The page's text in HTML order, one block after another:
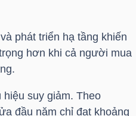
phát triển hạ tầng khiến
hơn khi cả người mua
suy giảm. Theo
đầu năm chỉ đạt khoảng